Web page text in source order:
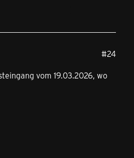
#24
vom 19.03.2026, wo